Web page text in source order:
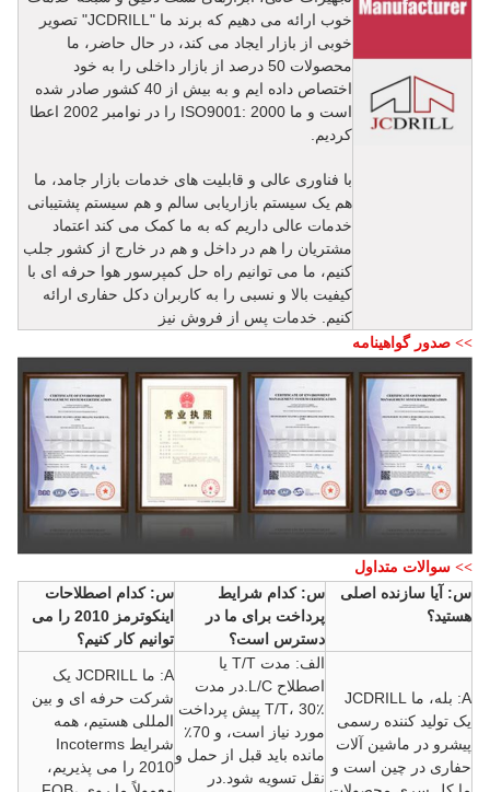
خوب ارائه می دهیم که برند ما "JCDRILL" تصویر
خوبی از بازار ایجاد می کند، در حال حاضر، ما
محصولات 50 درصد از بازار داخلی را به خود
اختصاص داده ایم و به بیش از 40 کشور صادر شده
است و ما ISO9001: 2000 را در نوامبر 2002 اعطا
کردیم.
با فناوری عالی و قابلیت های خدمات بازار جامد، ما
هم یک سیستم بازاریابی سالم و هم سیستم پشتیبانی
خدمات عالی داریم که به ما کمک می کند اعتماد
مشتریان را هم در داخل و هم در خارج از کشور جلب
کنیم، ما می توانیم راه حل کمپرسور هوا حرفه ای با
کیفیت بالا و نسبی را به کاربران دکل حفاری ارائه
کنیم. خدمات پس از فروش نیز
>> صدور گواهینامه
>> سوالات متداول
س: آیا سازنده اصلی
هستید؟
س: کدام شرایط
پرداخت برای ما در
دسترس است؟
س: کدام اصطلاحات
اینکوترمز 2010 را می
توانیم کار کنیم؟
A: بله، ما JCDRILL
یک تولید کننده رسمی
پیشرو در ماشین آلات
حفاری در چین است و
الف: مدت T/T یا
اصطلاح L/C.در مدت
T/T، 30٪ پیش پرداخت
مورد نیاز است، و 70٪
مانده باید قبل از حمل و
نقل تسویه شود.در
A: ما JCDRILL یک
شرکت حرفه ای و بین
المللی هستیم، همه
شرایط Incoterms
2010 را می پذیریم،